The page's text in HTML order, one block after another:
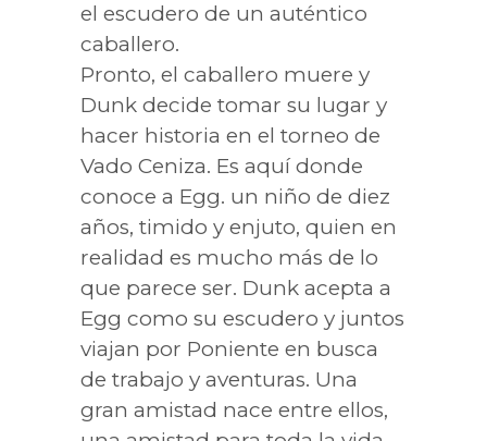
el escudero de un auténtico
caballero.
Pronto, el caballero muere y
Dunk decide tomar su lugar y
hacer historia en el torneo de
Vado Ceniza. Es aquí donde
conoce a Egg. un niño de diez
años, timido y enjuto, quien en
realidad es mucho más de lo
que parece ser. Dunk acepta a
Egg como su escudero y juntos
viajan por Poniente en busca
de trabajo y aventuras. Una
gran amistad nace entre ellos,